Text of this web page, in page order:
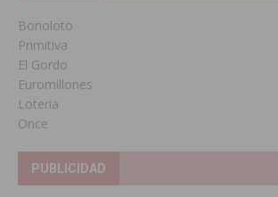
Bonoloto
Primitiva
El Gordo
Euromillones
Loteria
Once
PUBLICIDAD